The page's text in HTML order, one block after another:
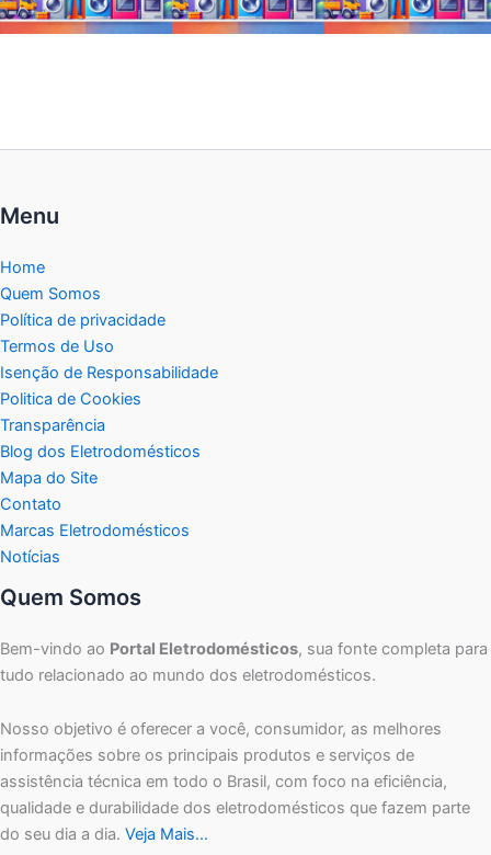
Menu
Home
Quem Somos
Política de privacidade
Termos de Uso
Isenção de Responsabilidade
Politica de Cookies
Transparência
Blog dos Eletrodomésticos
Mapa do Site
Contato
Marcas Eletrodomésticos
Notícias
Quem Somos
Bem-vindo ao Portal Eletrodomésticos, sua fonte completa para
tudo relacionado ao mundo dos eletrodomésticos.
Nosso objetivo é oferecer a você, consumidor, as melhores
informações sobre os principais produtos e serviços de
assistência técnica em todo o Brasil, com foco na eficiência,
qualidade e durabilidade dos eletrodomésticos que fazem parte
do seu dia a dia. Veja Mais…